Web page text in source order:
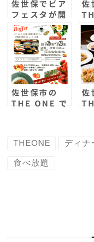
k
佐世保でビア
フェスタが開
催！2024年
のTHE ONE
のビアフェス
タは黒ビール
有りで焼き鳥
もスペアリブ
もソフトクリ
ームも食べ放
佐
ビ
が
ガ
の
ョ
題
も
だ
佐世保市の
THE ONE で
る！苺のスイ
ーツが盛り沢
山でお料理も
佐
で
THEONE ディナ
食べ放題